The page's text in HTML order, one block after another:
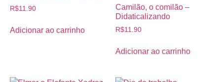
R$11.90
Adicionar ao carrinho
Camilão, o comilão –
Didaticalizando
R$11.90
Adicionar ao carrinho